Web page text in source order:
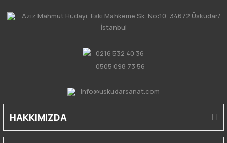
Aziz Mahmut Hüdayi, Eski Mahkeme Sk. No:10, 34672 Üsküdar/
İstanbul
0216 532 40 36
0505 098 73 56
info@uskudarsanat.com
HAKKIMIZDA